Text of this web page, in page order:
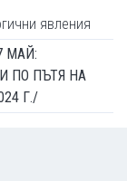
явления
МАЙ:
ПО ПЪТЯ НА
Г./